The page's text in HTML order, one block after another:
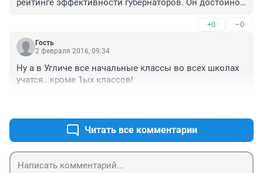
рейтинге эффективности губернаторов. Он достойно
+0 –0
Гость
2 февраля 2016, 09:34
Ну а в Угличе все начальные классы во всех школах
учатся...кроме 1ых классов!
Читать все комментарии